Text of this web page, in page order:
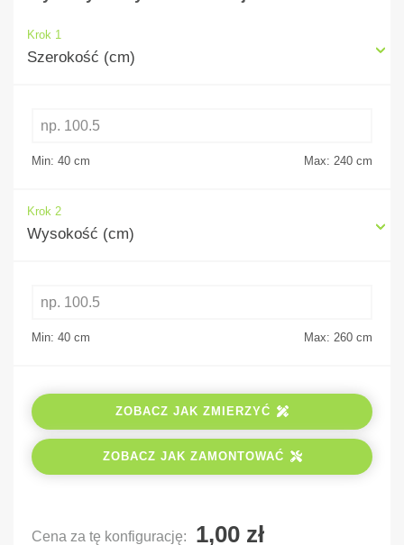
Krok 1
Szerokość (cm)
Min: 40 cm Max: 240 cm
Krok 2
Wysokość (cm)
Min: 40 cm Max: 260 cm
ZOBACZ JAK ZMIERZYĆ
ZOBACZ JAK ZAMONTOWAĆ
Cena za tę konfigurację: